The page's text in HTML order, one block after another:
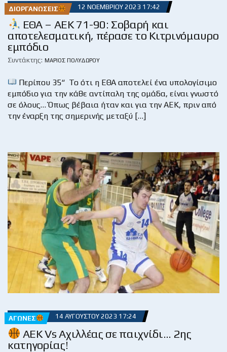
ΔΙΟΡΓΑΝΏΣΕΙΣ 12 ΝΟΕΜΒΡΊΟΥ 2023 17:42
ΕΘΑ – ΑΕΚ 71-90: Σοβαρή και
αποτελεσματική, πέρασε το Κιτρινόμαυρο
εμπόδιο
Συντάκτης: ΜΆΡΙΟΣ ΠΟΛΥΔΏΡΟΥ
Περίπου 35“ Το ότι η ΕΘΑ αποτελεί ένα υπολογίσιμο
εμπόδιο για την κάθε αντίπαλη της ομάδα, είναι γνωστό
σε όλους… Όπως βέβαια ήταν και για την ΑΕΚ, πριν από
την έναρξη της σημερινής μεταξύ […]
ΑΓΏΝΕΣ 14 ΑΥΓΟΎΣΤΟΥ 2023 17:24
ΑΕΚ Vs Αχιλλέας σε παιχνίδι… 2ης
κατηγορίας!